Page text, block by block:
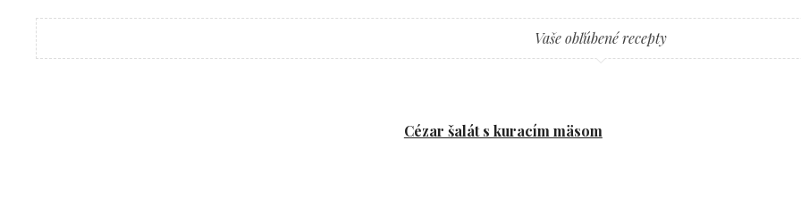
Vaše obľúbené recepty
Cézar šalát s kuracím mäsom